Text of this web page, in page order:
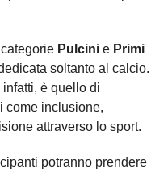
Pulcini e Primi
soltanto al calcio.
è quello di
come inclusione,
attraverso lo sport.
potranno prendere